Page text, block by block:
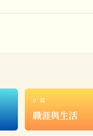
0 篇
職涯與生活